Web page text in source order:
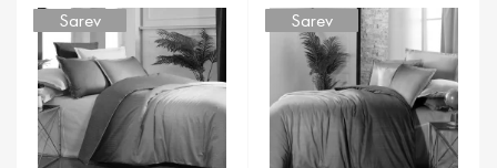
Sarev
Sarev